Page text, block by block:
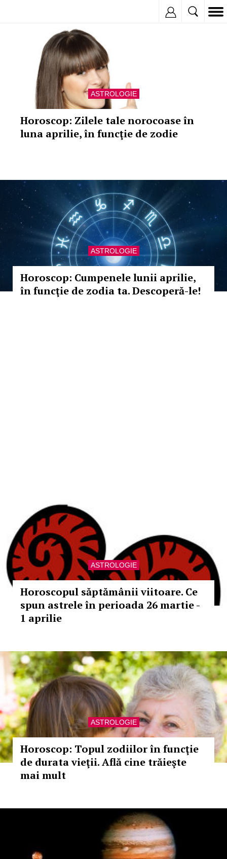
ASTROLOGIE
Horoscop: Zilele tale norocoase în
luna aprilie, în funcţie de zodie
ASTROLOGIE
Horoscop: Cumpenele lunii aprilie,
în funcţie de zodia ta. Descoperă-le!
ASTROLOGIE
Horoscopul săptămânii viitoare. Ce
spun astrele în perioada 26 martie -
1 aprilie
ASTROLOGIE
Horoscop: Topul zodiilor în funcţie
de durata vieţii. Află cine trăieşte
mai mult